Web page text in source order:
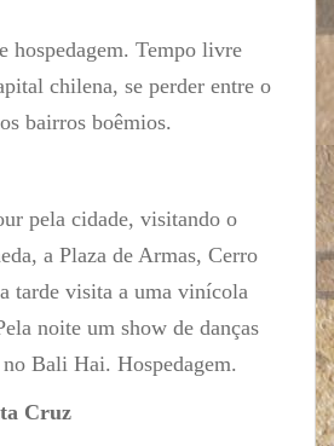
hospedagem. Tempo livre
chilena, se perder entre o
bairros boêmios.
pela cidade, visitando o
a Plaza de Armas, Cerro
tarde visita a uma vinícola
noite um show de danças
Bali Hai. Hospedagem.
Cruz